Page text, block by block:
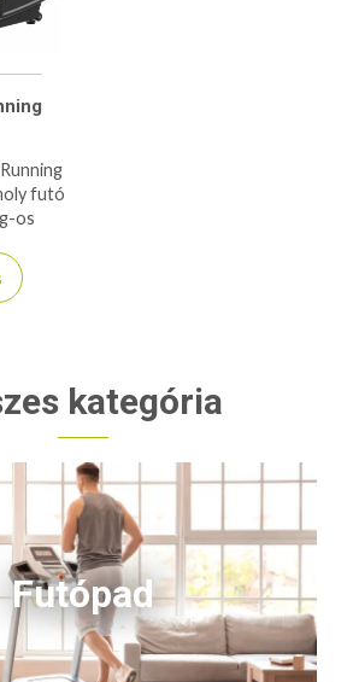
futó
os
kategória
Futópad